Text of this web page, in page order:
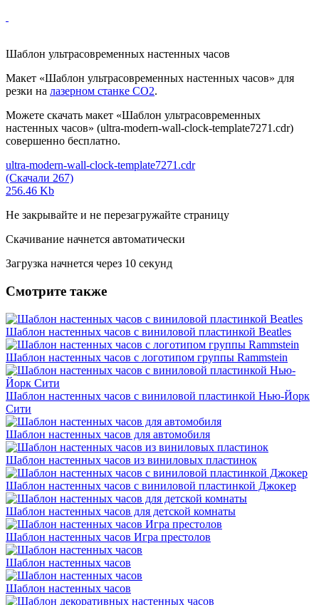
Шаблон ультрасовременных настенных часов
Макет «Шаблон ультрасовременных настенных часов» для
резки на лазерном станке СО2.
Можете скачать макет «Шаблон ультрасовременных
настенных часов» (ultra-modern-wall-clock-template7271.cdr)
совершенно бесплатно.
ultra-modern-wall-clock-template7271.cdr
(Скачали 267)
256.46 Kb
Не закрывайте и не перезагружайте страницу
Скачивание начнется автоматически
Загрузка начнется через 10 секунд
Смотрите также
Шаблон настенных часов с виниловой пластинкой Beatles
Шаблон настенных часов с логотипом группы Rammstein
Шаблон настенных часов с виниловой пластинкой Нью-Йорк
Сити
Шаблон настенных часов для автомобиля
Шаблон настенных часов из виниловых пластинок
Шаблон настенных часов с виниловой пластинкой Джокер
Шаблон настенных часов для детской комнаты
Шаблон настенных часов Игра престолов
Шаблон настенных часов
Шаблон настенных часов